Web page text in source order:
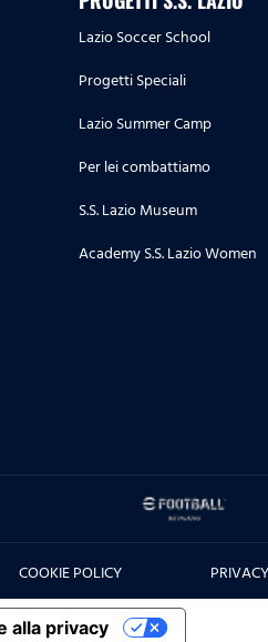
Lazio Soccer School
Progetti Speciali
Lazio Summer Camp
Per lei combattiamo
S.S. Lazio Museum
Academy S.S. Lazio Women
COOKIE POLICY
alla privacy